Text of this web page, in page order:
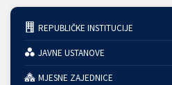
REPUBLIČKE INSTITUCIJE
JAVNE USTANOVE
MJESNE ZAJEDNICE